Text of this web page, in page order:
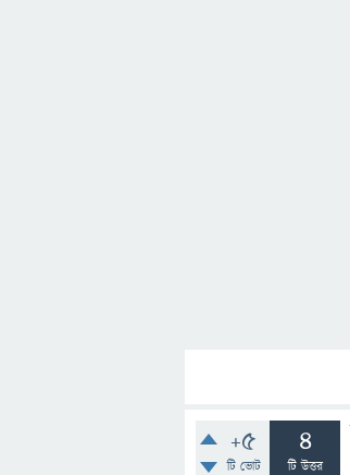
+5
টি ভোট
4
টি উত্তর